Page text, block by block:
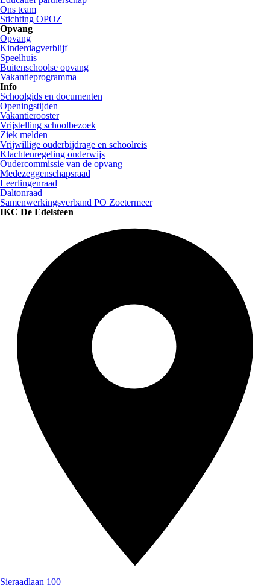
Ons team
Stichting OPOZ
Opvang
Opvang
Kinderdagverblijf
Speelhuis
Buitenschoolse opvang
Vakantieprogramma
Info
Schoolgids en documenten
Openingstijden
Vakantierooster
Vrijstelling schoolbezoek
Ziek melden
Vrijwillige ouderbijdrage en schoolreis
Klachtenregeling onderwijs
Oudercommissie van de opvang
Medezeggenschapsraad
Leerlingenraad
Daltonraad
Samenwerkingsverband PO Zoetermeer
IKC De Edelsteen
Sieraadlaan 100